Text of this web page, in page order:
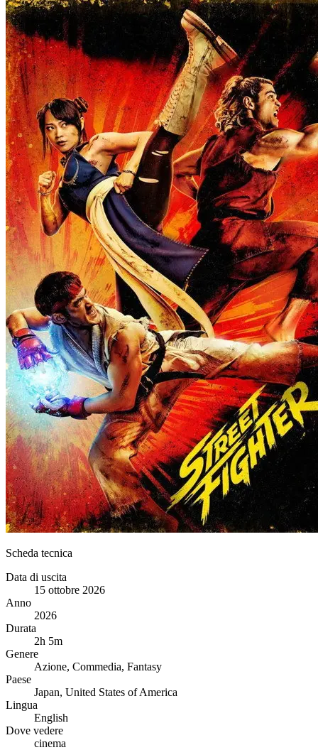
Scheda tecnica
Data di uscita
15 ottobre 2026
Anno
2026
Durata
2h 5m
Genere
Azione, Commedia, Fantasy
Paese
Japan, United States of America
Lingua
English
Dove vedere
cinema